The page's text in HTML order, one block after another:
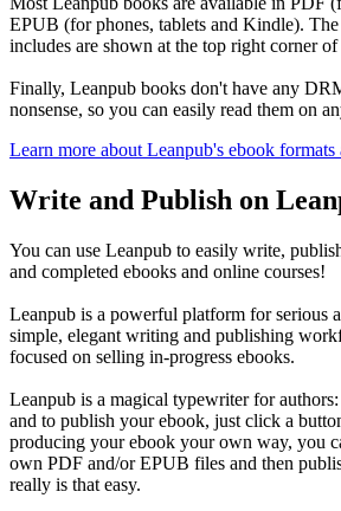
EPUB (for phones, tablets and Kindle).
includes are shown at the top right corner of
Finally, Leanpub books don't have any
nonsense, so you can easily read them on
Learn more about Leanpub's ebook
Write and Publish on
You can use Leanpub to easily write,
and completed ebooks and online courses!
Leanpub is a powerful platform for serious
simple, elegant writing and publishing
focused on selling in-progress ebooks.
Leanpub is a magical typewriter for
and to publish your ebook, just click a
producing your ebook your own way, you
own PDF and/or EPUB files and then
really is that easy.